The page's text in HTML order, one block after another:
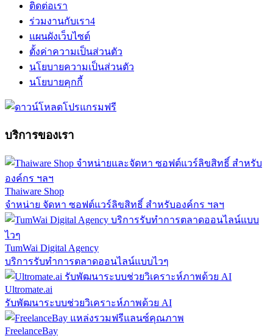
ติดต่อเรา
ร่วมงานกับเรา4
แผนผังเว็บไซต์
ตั้งค่าความเป็นส่วนตัว
นโยบายความเป็นส่วนตัว
นโยบายคุกกี้
บริการของเรา
Thaiware Shop
จำหน่าย จัดหา ซอฟต์แวร์ลิขสิทธิ์ สำหรับองค์กร ฯลฯ
TumWai Digital Agency
บริการรับทำการตลาดออนไลน์แบบไวๆ
Ultromate.ai
รับพัฒนาระบบช่วยวิเคราะห์ภาพด้วย AI
FreelanceBay